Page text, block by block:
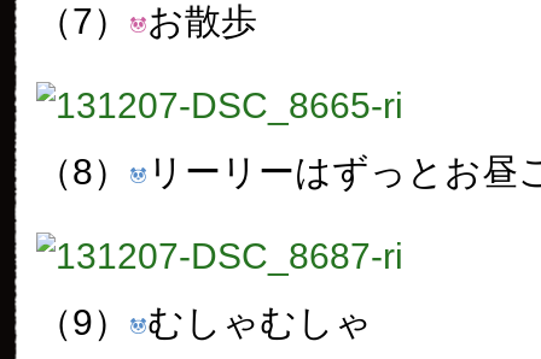
（7） お散歩
（8） リーリーはずっとお昼
（9） むしゃむしゃ